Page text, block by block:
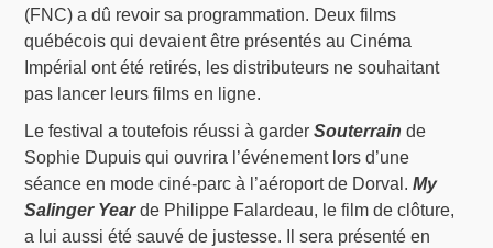
(FNC) a dû revoir sa programmation. Deux films
québécois qui devaient être présentés au Cinéma
Impérial ont été retirés, les distributeurs ne souhaitant
pas lancer leurs films en ligne.
Le festival a toutefois réussi à garderSouterrain de
Sophie Dupuis qui ouvrira l’événement lors d’une
séance en mode ciné-parc à l’aéroport de Dorval.My
Salinger Yearde Philippe Falardeau, le film de clôture,
a lui aussi été sauvé de justesse. Il sera présenté en